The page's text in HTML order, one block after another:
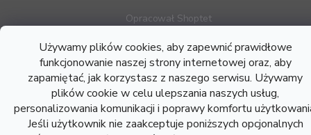
Używamy plików cookies, aby zapewnić prawidłowe
funkcjonowanie naszej strony internetowej oraz, aby
zapamiętać, jak korzystasz z naszego serwisu. Używamy
plików cookie w celu ulepszania naszych usług,
personalizowania komunikacji i poprawy komfortu
Jeśli użytkownik nie zaakceptuje poniższych opcjonalnych
Opracował Shoptet
Copyright 2026Atreon - Wyroby hutnicze. Wszystkie prawa
zastrzeżone.